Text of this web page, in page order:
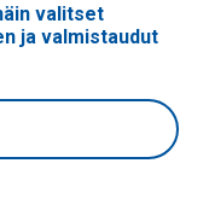
valitset
ja valmistaudut